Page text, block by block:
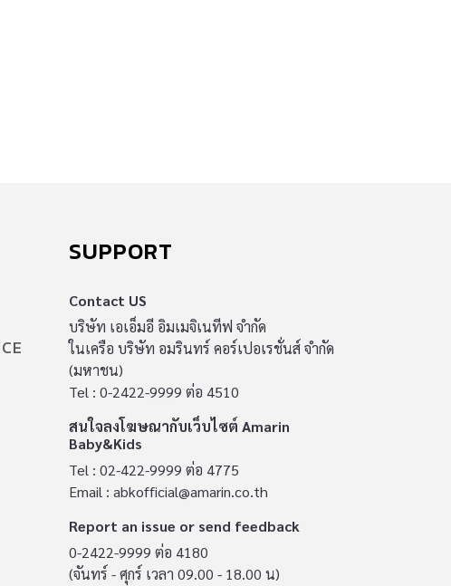
SUPPORT
Contact US
บริษัท เอเอ็มอี อิมเมจิเนทีฟ จำกัด
ในเครือ บริษัท อมรินทร์ คอร์เปอเรชั่นส์ จำกัด
(มหาชน)
Tel : 0-2422-9999 ต่อ 4510
สนใจลงโฆษณากับเว็บไซต์ Amarin
Baby&Kids
Tel : 02-422-9999 ต่อ 4775
Email : abkofficial@amarin.co.th
Report an issue or send feedback
0-2422-9999 ต่อ 4180
(จันทร์ - ศุกร์ เวลา 09.00 - 18.00 น)